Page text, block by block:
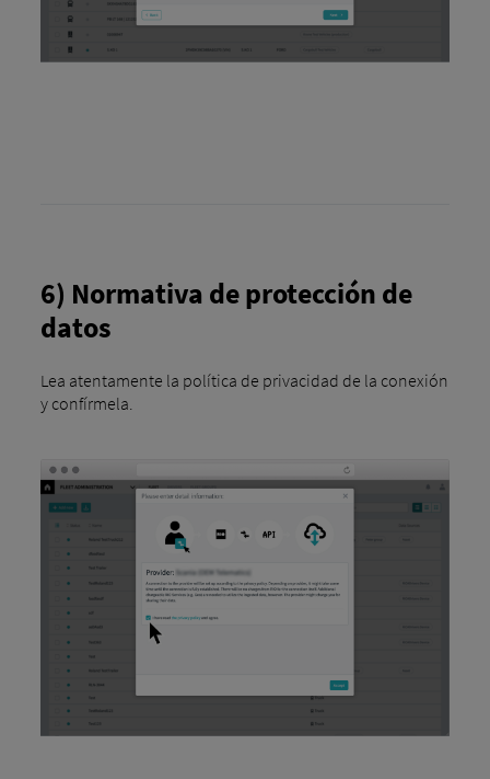
6) Normativa de protección de
datos
Lea atentamente la política de privacidad de la conexión
y confírmela.